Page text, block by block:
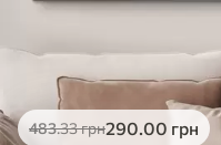
483.33грн290.00 грн